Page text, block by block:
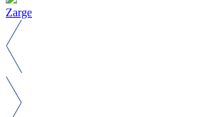
Zarge